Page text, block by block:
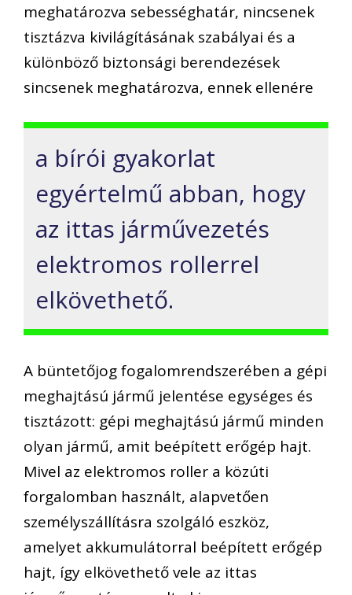
meghatározva sebességhatár, nincsenek
tisztázva kivilágításának szabályai és a
különböző biztonsági berendezések
sincsenek meghatározva, ennek ellenére
a bírói gyakorlat
egyértelmű abban, hogy
az ittas járművezetés
elektromos rollerrel
elkövethető.
A büntetőjog fogalomrendszerében a gépi
meghajtású jármű jelentése egységes és
tisztázott: gépi meghajtású jármű minden
olyan jármű, amit beépített erőgép hajt.
Mivel az elektromos roller a közúti
forgalomban használt, alapvetően
személyszállításra szolgáló eszköz,
amelyet akkumulátorral beépített erőgép
hajt, így elkövethető vele az ittas